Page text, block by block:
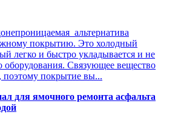
альтернатива
покрытию. Это холодный
легко и быстро укладывается и не
оборудования. Связующее вещество
поэтому покрытие вы...
для ямочного ремонта асфальта